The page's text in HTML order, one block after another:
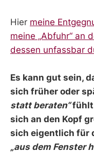
Hier meine
meine „Abfuhr“ an
dessen unfassbar
Es kann gut sein,
sich früher oder
statt beraten“
sich an den Kopf
sich eigentlich für
„aus dem Fenster